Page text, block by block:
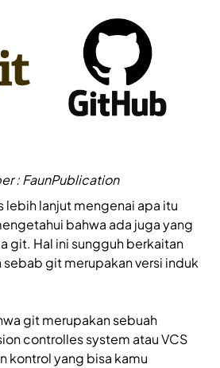
: FaunPublication
lebih lanjut mengenai apa itu
bahwa ada juga yang
git. Hal ini sungguh berkaitan
sebab git merupakan versi induk
git merupakan sebuah
controlles system atau VCS
kontrol yang bisa kamu